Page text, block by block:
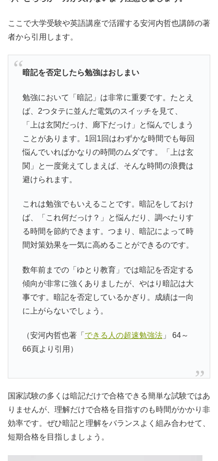
ここで大学受験や英語講座で活躍する安河内哲也講師の著
者から引用します。
暗記を否定したら勉強はおしまい
勉強において「暗記」は非常に重要です。たとえ
ば、2つタテに並んだ電気のスイッチを見て、
「上は玄関だっけ、廊下だっけ」と悩んでしまう
ことがあります。1回1回はわずかな時間でも毎回
悩んでいればかなりの時間のムダです。「上は玄
関」と一度覚えてしまえば、そんな時間の浪費は
避けられます。
これは勉強でもいえることです。暗記をしておけ
ば、「これ何だっけ？」と悩んだり、調べたりす
る時間を節約できます。つまり、暗記によって時
間対策効果を一気に高めることができるのです。
数年前までの「ゆとり教育」では暗記を否定する
傾向が非常に強くありましたが、やはり暗記は大
事です。暗記を否定しているかぎり。成績は一向
に上がらないでしょう。
（安河内哲也著「 できる人の超速勉強法」 64～
66頁より引用）
国家試験の多くは暗記だけで合格できる簡単な試験ではあ
りませんが、理解だけで合格を目指すのも時間がかかり非
効率です。ぜひ暗記と理解をバランスよく組み合わせて、
短期合格を目指しましょう。